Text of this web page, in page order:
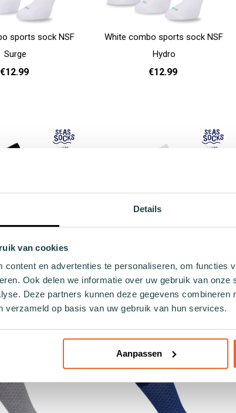
Details
van cookies
content en advertenties te personaliseren, om functies
Ook delen we informatie over uw gebruik van
Deze partners kunnen deze gegevens combineren
verzameld op basis van uw gebruik van hun services.
Aanpassen
sports sock NSF
Surge
€12.99
White combo sports sock NSF
Hydro
€12.99
sock Hind
€9.99
41 - 46
White heart socks Lobefin
€9.99
36 - 40 41 - 46